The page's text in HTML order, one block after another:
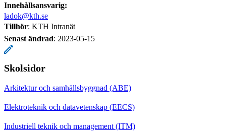
Innehållsansvarig:
ladok@kth.se
Tillhör: KTH Intranät
Senast ändrad: 2023-05-15
Skolsidor
Arkitektur och samhällsbyggnad (ABE)
Elektroteknik och datavetenskap (EECS)
Industriell teknik och management (ITM)